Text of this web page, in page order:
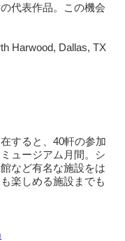
代表作品。この機会
Harwood, Dallas, TX
すると、40軒の参加
ュージアム月間。シ
など有名な施設をは
楽しめる施設までも